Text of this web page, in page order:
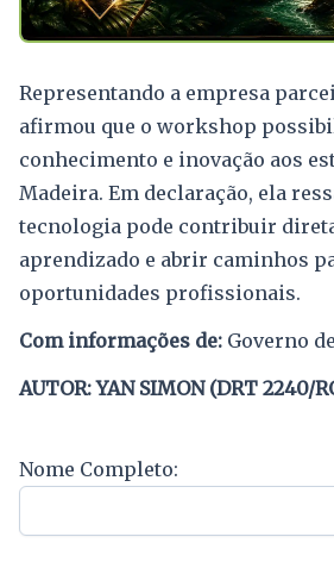
Representando a empresa
afirmou que o workshop
conhecimento e inovação aos
Madeira. Em declaração, ela
tecnologia pode contribuir
aprendizado e abrir caminhos
oportunidades profissionais.
Com informações de: Governo
AUTOR: YAN SIMON (DRT 2240/
Nome Completo: